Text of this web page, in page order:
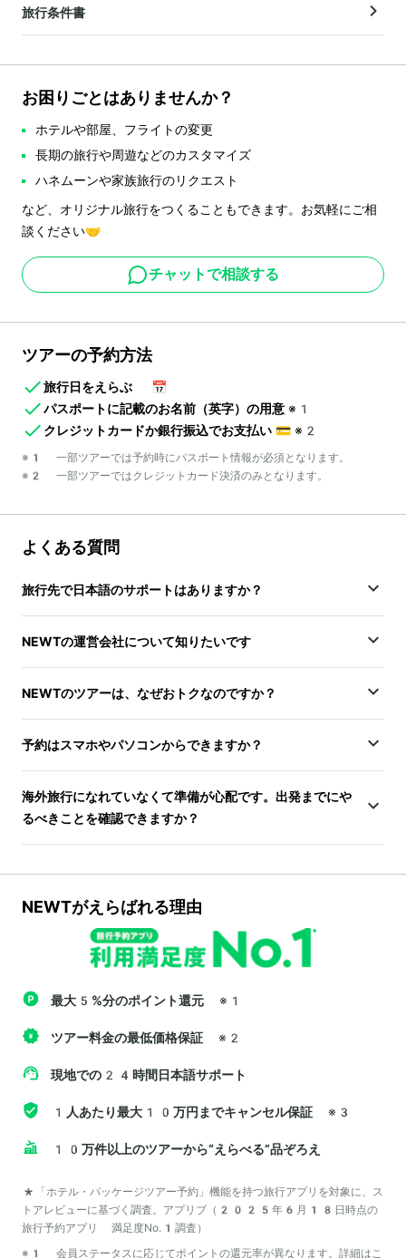
旅行条件書
お困りごとはありませんか？
ホテルや部屋、フライトの変更
長期の旅行や周遊などのカスタマイズ
ハネムーンや家族旅行のリクエスト
など、オリジナル旅行をつくることもできます。お気軽にご相
談ください🤝
チャットで相談する
ツアーの予約方法
旅行日をえらぶ
📅
パスポートに記載のお名前（英字）の用意 ※1
クレジットカードか銀行振込でお支払い 💳 ※2
※1 一部ツアーでは予約時にパスポート情報が必須となります。
※2 一部ツアーではクレジットカード決済のみとなります。
よくある質問
旅行先で日本語のサポートはありますか？
NEWTの運営会社について知りたいです
NEWTのツアーは、なぜおトクなのですか？
予約はスマホやパソコンからできますか？
海外旅行になれていなくて準備が心配です。出発までにや
るべきことを確認できますか？
NEWTがえらばれる理由
最大5%分のポイント還元 ※1
ツアー料金の最低価格保証 ※2
現地での24時間日本語サポート
1人あたり最大10万円までキャンセル保証 ※3
10万件以上のツアーから“えらべる”品ぞろえ
*「ホテル・パッケージツアー予約」機能を持つ旅行アプリを対象に、ス
トアレビューに基づく調査。アプリブ（2025年6月18日時点の
旅行予約アプリ 満足度No.1調査）
※1 会員ステータスに応じてポイントの還元率が異なります。詳細は こ